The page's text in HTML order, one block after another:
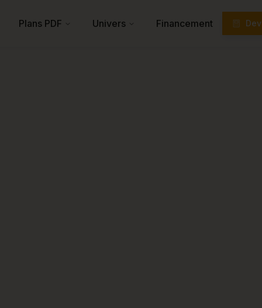
Plans PDF Univers Financement